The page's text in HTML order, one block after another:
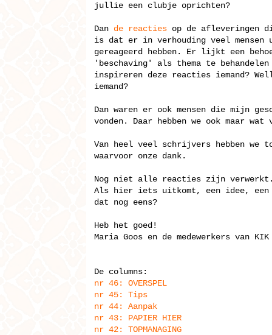
jullie een clubje oprichten?
Dan de reacties op de afleveringen
is dat er in verhouding veel
gereageerd hebben. Er lijkt een
'beschaving' als thema te
inspireren deze reacties iemand?
iemand?
Dan waren er ook mensen die mijn
vonden. Daar hebben we ook maar
Van heel veel schrijvers hebben we
waarvoor onze dank.
Nog niet alle reacties zijn
Als hier iets uitkomt, een idee, een
dat nog eens?
Heb het goed!
Maria Goos en de medewerkers van
De columns:
nr 46: OVERSPEL
nr 45: Tips
nr 44: Aanpak
nr 43: PAPIER HIER
nr 42: TOPMANAGING